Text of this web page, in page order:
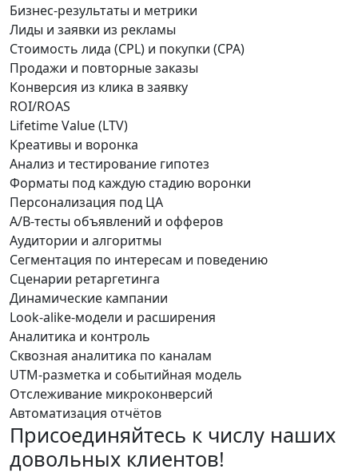
Бизнес-результаты и метрики
Лиды и заявки из рекламы
Стоимость лида (CPL) и покупки (CPA)
Продажи и повторные заказы
Конверсия из клика в заявку
ROI/ROAS
Lifetime Value (LTV)
Креативы и воронка
Анализ и тестирование гипотез
Форматы под каждую стадию воронки
Персонализация под ЦА
A/B-тесты объявлений и офферов
Аудитории и алгоритмы
Сегментация по интересам и поведению
Сценарии ретаргетинга
Динамические кампании
Look-alike-модели и расширения
Аналитика и контроль
Сквозная аналитика по каналам
UTM-разметка и событийная модель
Отслеживание микроконверсий
Автоматизация отчётов
Присоединяйтесь к числу наших
довольных клиентов!